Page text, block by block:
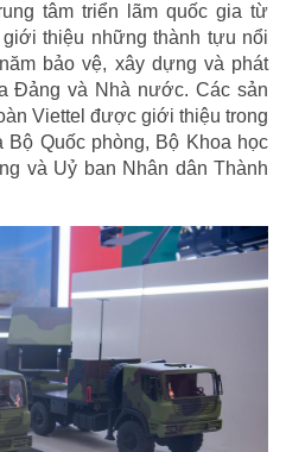
tâm triển lãm quốc gia từ
thiệu những thành tựu nổi
bảo vệ, xây dựng và phát
Đảng và Nhà nước. Các sản
Viettel được giới thiệu trong
Quốc phòng, Bộ Khoa học
và Uỷ ban Nhân dân Thành